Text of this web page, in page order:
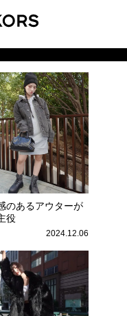
のあるアウターが
役
2024.12.06